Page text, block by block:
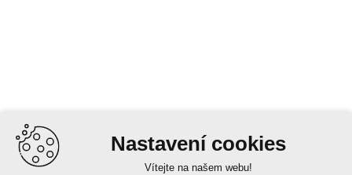
Nastavení cookies
Vítejte na našem webu!